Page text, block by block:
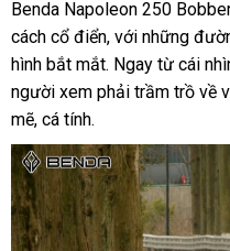
Benda Napoleon 250
cách cổ điển, với những
hình bắt mắt. Ngay từ cái
người xem phải trầm trồ về
mẽ, cá tính.